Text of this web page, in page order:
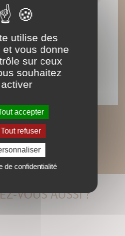
VOUS AUSSI ?
utilise des
et vous donne
sur ceux
souhaitez
activer
accepter
Tout refuser
de confidentialité